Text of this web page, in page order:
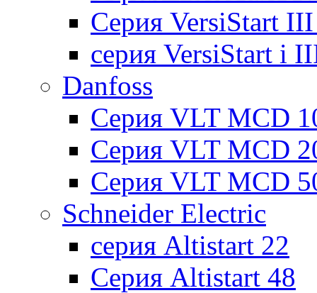
Cерия VersiStart
серия VersiStart i
Danfoss
Серия VLT MCD
Серия VLT MCD
Серия VLT MCD
Schneider Electric
серия Altistart 22
Серия Altistart 48